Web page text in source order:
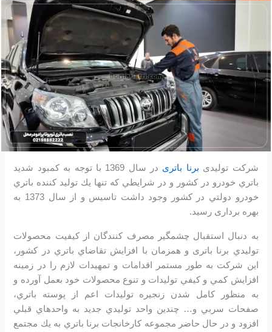
شرکت تولیدی برنا باتری
در سال 1369 با توجه به كمبود شديد
باتري خودرو در كشور و در شرايطي كه تنها يك توليد كننده باتري
خودرو دولتي در كشور وجود داشت تاسیس و از سال 1373 به
بهره برداری رسید.
به دنبال استقبال چشمگير مصرف كنندگان از كيفيت محصولات
توليدي برنا باتری و همزمان با افزايش تقاضاي باتري در كشور،
اين شرکت به طور مستمر اقدامات و تمهيدات لازم را در زمينه
افزايش كمي و كيفي توليدات و تنوع محصولات خود بعمل آورده و
به منظور كامل شدن زنجيره توليدات اعم از پوسته باتري،
صفحات سربي و… چندين واحد توليدي جديد به واحدهاي قبلي
افزود و در حال حاضر مجموعه كارخانجات برنا باتري به يك مجتمع